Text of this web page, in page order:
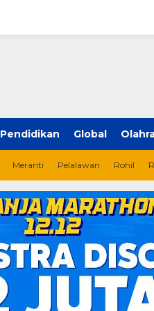
Pendidikan Global
Meranti Pelalawan Rohil